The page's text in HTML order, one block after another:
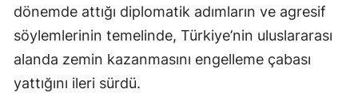
dönemde attığı diplomatik adımların ve agresif
söylemlerinin temelinde, Türkiye’nin uluslararası
alanda zemin kazanmasını engelleme çabası
yattığını ileri sürdü.